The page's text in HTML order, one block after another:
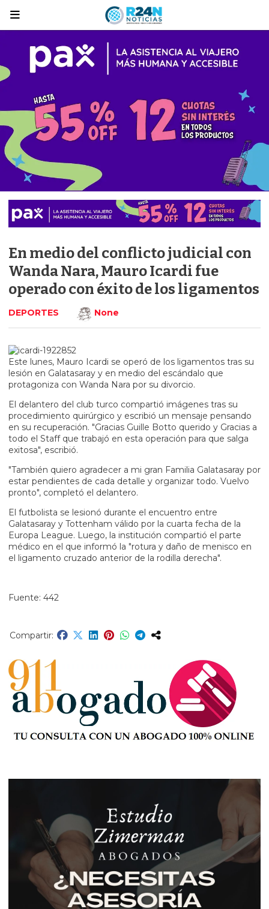
En medio del conflicto judicial con
Wanda Nara, Mauro Icardi fue
operado con éxito de los ligamentos
DEPORTES None
Este lunes, Mauro Icardi se operó de los ligamentos tras su
lesión en Galatasaray y en medio del escándalo que
protagoniza con Wanda Nara por su divorcio.
El delantero del club turco compartió imágenes tras su
procedimiento quirúrgico y escribió un mensaje pensando
en su recuperación. "Gracias Guille Botto querido y Gracias a
todo el Staff que trabajó en esta operación para que salga
exitosa", escribió.
"También quiero agradecer a mi gran Familia Galatasaray por
estar pendientes de cada detalle y organizar todo. Vuelvo
pronto", completó el delantero.
El futbolista se lesionó durante el encuentro entre
Galatasaray y Tottenham válido por la cuarta fecha de la
Europa League. Luego, la institución compartió el parte
médico en el que informó la "rotura y daño de menisco en
el ligamento cruzado anterior de la rodilla derecha".
Fuente: 442